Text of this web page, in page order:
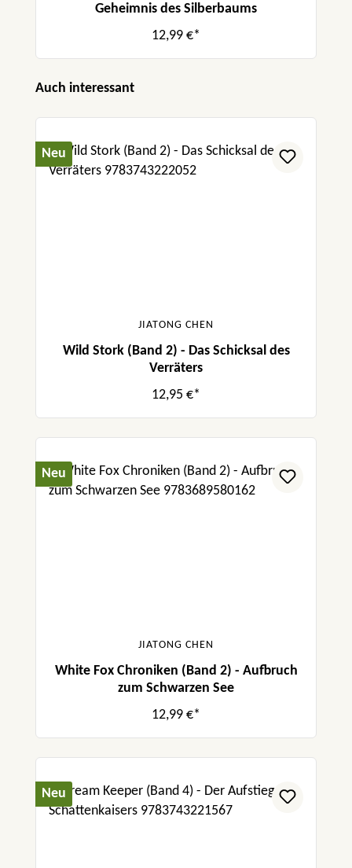
Geheimnis des Silberbaums
12,99 €*
Produktgalerie überspringen
Auch interessant
Neu
JIATONG CHEN
Wild Stork (Band 2) - Das Schicksal des
Verräters
12,95 €*
Neu
JIATONG CHEN
White Fox Chroniken (Band 2) - Aufbruch
zum Schwarzen See
12,99 €*
Neu